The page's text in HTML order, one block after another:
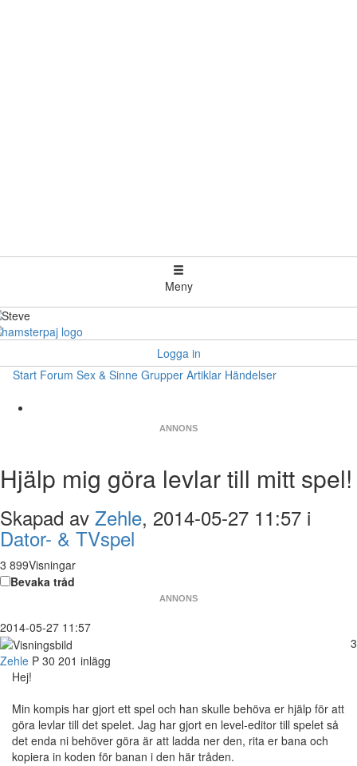
Meny
Logga in
Start Forum Sex & Sinne Grupper Artiklar Händelser
ANNONS
Hjälp mig göra levlar till mitt spel!
Skapad av Zehle, 2014-05-27 11:57 i
Dator- & TVspel
3 899Visningar
Bevaka tråd
ANNONS
2014-05-27 11:57
3
Zehle P 30 201 inlägg
Hej!
Min kompis har gjort ett spel och han skulle behöva er hjälp för att
göra levlar till det spelet. Jag har gjort en level-editor till spelet så
det enda ni behöver göra är att ladda ner den, rita er bana och
kopiera in koden för banan i den här tråden.